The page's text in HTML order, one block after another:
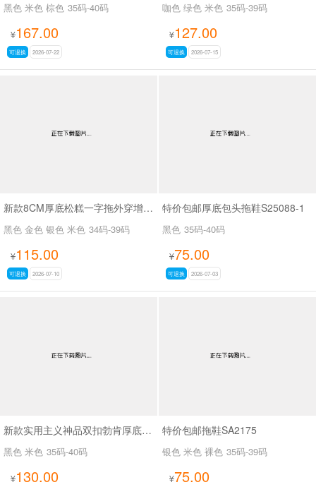
黑色 米色 棕色 35码-40码
¥167.00
可退换 2026-07-22
咖色 绿色 米色 35码-39码
¥127.00
可退换 2026-07-15
新款8CM厚底松糕一字拖外穿增高沙滩拖鞋SA2670
黑色 金色 银色 米色 34码-39码
¥115.00
可退换 2026-07-10
特价包邮厚底包头拖鞋S25088-1
黑色 35码-40码
¥75.00
可退换 2026-07-03
新款实用主义神品双扣勃肯厚底拖鞋SA7128
黑色 米色 35码-40码
¥130.00
特价包邮拖鞋SA2175
银色 米色 裸色 35码-39码
¥75.00